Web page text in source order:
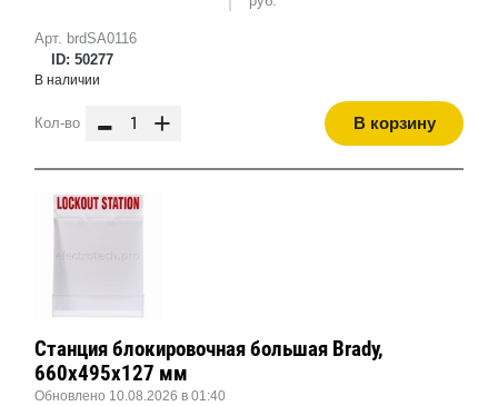
Арт. brdSA0116
ID: 50277
В наличии
Кол-во - + В корзину
Станция блокировочная большая Brady,
660x495x127 мм
Обновлено 10.08.2026 в 01:40